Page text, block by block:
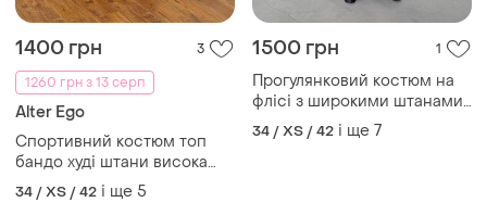
1400 грн
3
1260 грн з 13 серп
Alter Ego
Спортивний костюм топ
бандо худі штани висока
посадка на блискавці
велюр оксамит
34 / XS / 42 і ще 5
1500 грн 1
Прогулянковий костюм на
флісі з широкими штанами і
кофтою на блискавці
34 / XS / 42 і ще 7